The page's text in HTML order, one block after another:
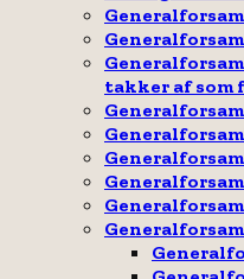
takker af som